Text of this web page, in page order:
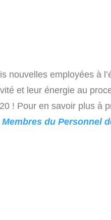
nouvelles employées à
et leur énergie au
! Pour en savoir plus à
du Personnel